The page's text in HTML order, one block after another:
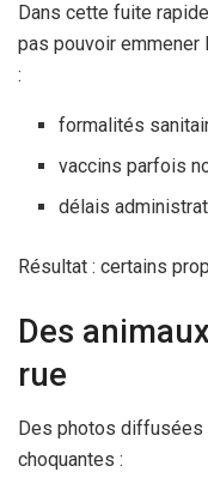
Dans cette fuite
pas pouvoir emmener
:
formalités
vaccins parfois
délais
Résultat : certains
Des
rue
Des photos diffusées
choquantes :